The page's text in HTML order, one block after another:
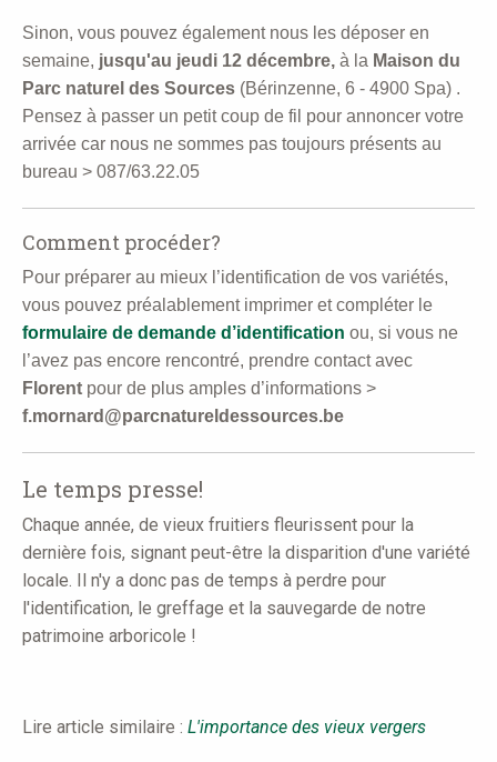
Sinon, vous pouvez également nous les déposer en
semaine, jusqu'au jeudi 12 décembre, à la Maison du
Parc naturel des Sources (Bérinzenne, 6 - 4900 Spa) .
Pensez à passer un petit coup de fil pour annoncer votre
arrivée car nous ne sommes pas toujours présents au
bureau > 087/63.22.05
Comment procéder?
Pour préparer au mieux l’identification de vos variétés,
vous pouvez préalablement imprimer et compléter le
formulaire de demande d’identification ou, si vous ne
l’avez pas encore rencontré, prendre contact avec
Florent pour de plus amples d’informations >
f.mornard@parcnatureldessources.be
Le temps presse!
Chaque année, de vieux fruitiers fleurissent pour la
dernière fois, signant peut-être la disparition d'une variété
locale. Il n'y a donc pas de temps à perdre pour
l'identification, le greffage et la sauvegarde de notre
patrimoine arboricole !
Lire article similaire : L'importance des vieux vergers